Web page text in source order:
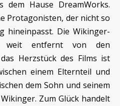
dem Hause DreamWorks.
Protagonisten, der nicht so
hineinpasst. Die Wikinger-
weit entfernt von den
Herzstück des Films ist
einem Elternteil und
dem Sohn und seinem
Zum Glück handelt